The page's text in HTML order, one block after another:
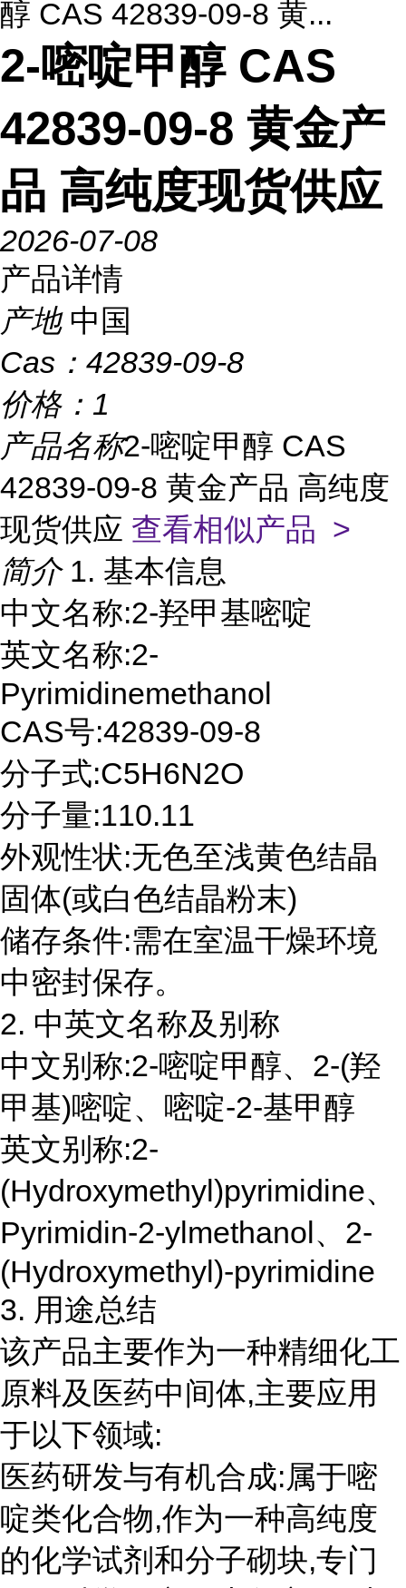
醇 CAS 42839-09-8 黄...
2-嘧啶甲醇 CAS
42839-09-8 黄金产
品 高纯度现货供应
2026-07-08
产品详情
产地 中国
Cas： 42839-09-8
价格： 1
产品名称2-嘧啶甲醇 CAS
42839-09-8 黄金产品 高纯度
现货供应 查看相似产品 >
简介 1. 基本信息
中文名称:2-羟甲基嘧啶
英文名称:2-
Pyrimidinemethanol
CAS号:42839-09-8
分子式:C5H6N2O
分子量:110.11
外观性状:无色至浅黄色结晶
固体(或白色结晶粉末)
储存条件:需在室温干燥环境
中密封保存。
2. 中英文名称及别称
中文别称:2-嘧啶甲醇、2-(羟
甲基)嘧啶、嘧啶-2-基甲醇
英文别称:2-
(Hydroxymethyl)pyrimidine、
Pyrimidin-2-ylmethanol、2-
(Hydroxymethyl)-pyrimidine
3. 用途总结
该产品主要作为一种精细化工
原料及医药中间体,主要应用
于以下领域:
医药研发与有机合成:属于嘧
啶类化合物,作为一种高纯度
的化学试剂和分子砌块,专门